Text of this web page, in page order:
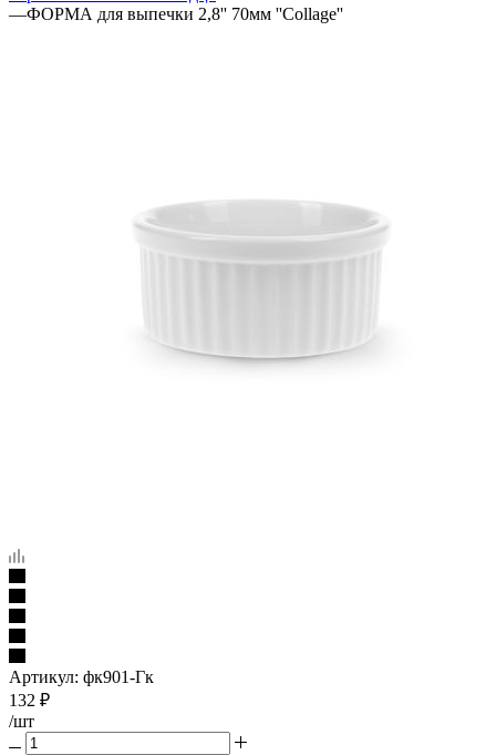
—ФОРМА для выпечки 2,8'' 70мм ''Collage''
Артикул: фк901-Гк
132 ₽
/шт